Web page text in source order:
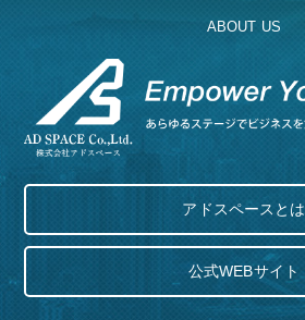
ABOUT US
アドスペースとは
公式WEBサイト